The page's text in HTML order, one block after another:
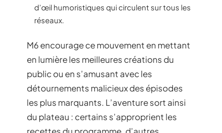
d’œil humoristiques qui circulent sur tous les
réseaux.
M6 encourage ce mouvement en mettant
en lumière les meilleures créations du
public ou en s’amusant avec les
détournements malicieux des épisodes
les plus marquants. L’aventure sort ainsi
du plateau : certains s’approprient les